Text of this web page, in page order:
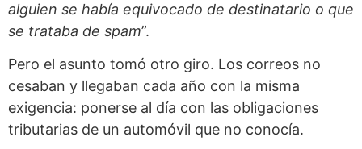
alguien se había equivocado de destinatario o que
se trataba de spam”.
Pero el asunto tomó otro giro. Los correos no
cesaban y llegaban cada año con la misma
exigencia: ponerse al día con las obligaciones
tributarias de un automóvil que no conocía.